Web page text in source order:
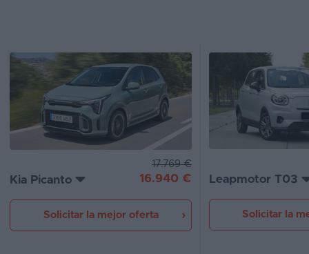
Eléctricos
Híbridos
Ofertas
Asistente
Foro
de
opiniones
Kia Picanto
17.769 €
16.940 €
Solicitar la mejor oferta
Leapmotor T03
Solicitar la